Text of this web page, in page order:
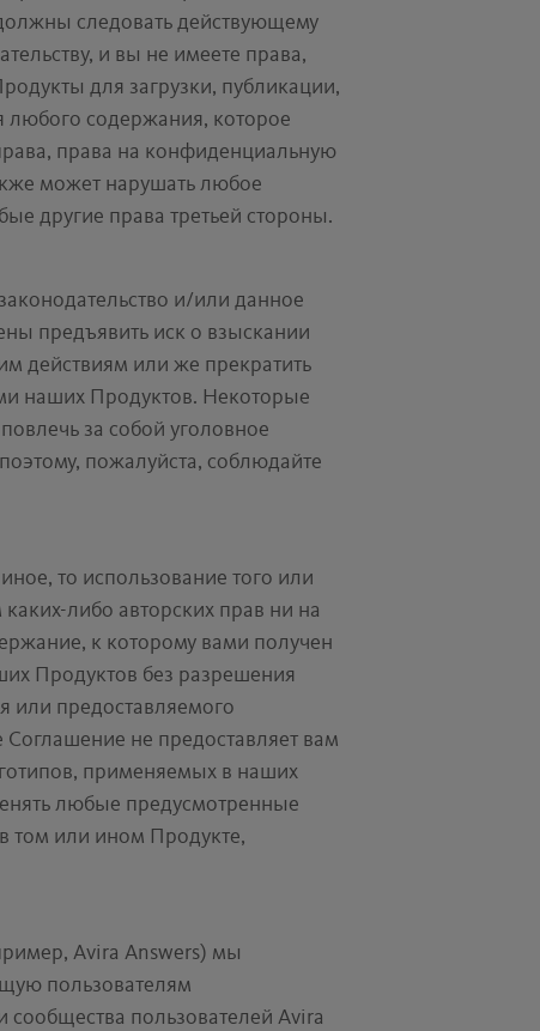
следовать действующему
и вы не имеете права,
для загрузки, публикации,
любого содержания, которое
права на конфиденциальную
может нарушать любое
другие права третьей стороны.
и/или данное
предъявить иск о взыскании
действиям или же прекратить
наших Продуктов. Некоторые
за собой уголовное
пожалуйста, соблюдайте
то использование того или
либо авторских прав ни на
к которому вами получен
Продуктов без разрешения
или предоставляемого
не предоставляет вам
применяемых в наших
любые предусмотренные
том или ином Продукте,
Avira Answers) мы
пользователям
сообщества пользователей Avira